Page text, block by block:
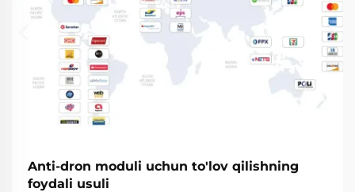
Anti-dron moduli uchun to'lov qilishning
foydali usuli